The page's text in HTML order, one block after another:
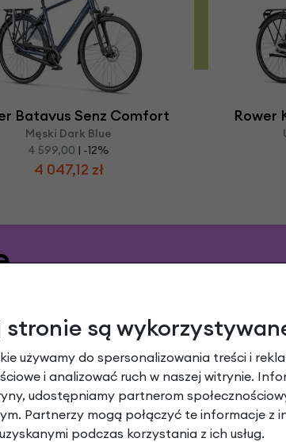
Batavus Senz Comfort
Męski Dark Blue
4 599,00 | -12%
4 047,12 zł
Rower
stronie są
używamy do spersonalizowania treści i
i analizować ruch w naszej witrynie.
udostępniamy partnerom
Partnerzy mogą połączyć te informacje z
podczas korzystania z ich usług.